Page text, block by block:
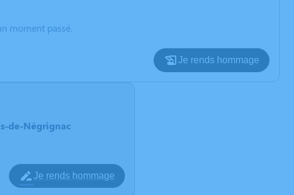
moment passé.
Je rends hommage
de-Négrignac
Je rends hommage